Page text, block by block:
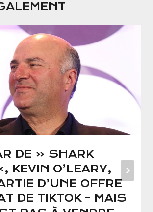
DE « SHARK
KEVIN O’LEARY,
D’UNE OFFRE
DE TIKTOK – MAIS